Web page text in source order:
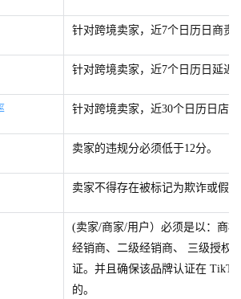
针对跨境卖家， 近7个日历日商责
针对跨境卖家， 近7个日历日延迟
针对跨境卖家， 近30个日历日店
卖家的违规分必须低于12分。
卖家不得存在被标记为欺诈或假
(卖家/商家/用户）必须是以：商
经销商、二级经销商、 三级授权
证。并且确保该品牌认证在
的。